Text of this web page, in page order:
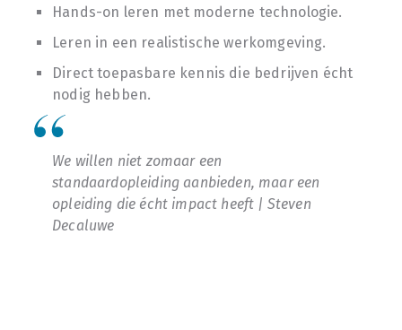
Hands-on leren met moderne technologie.
Leren in een realistische werkomgeving.
Direct toepasbare kennis die bedrijven écht
nodig hebben.
We willen niet zomaar een
standaardopleiding aanbieden, maar een
opleiding die écht impact heeft | Steven
Decaluwe